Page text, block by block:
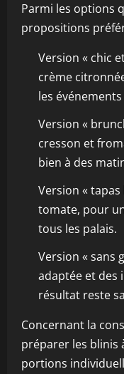
Parmi les options
propositions
Version « chic
crème
les
Version «
cresson et
bien à des
Version «
tomate, pour
tous les palais.
Version « sans
adaptée et des
résultat reste
Concernant la
préparer les blinis
portions